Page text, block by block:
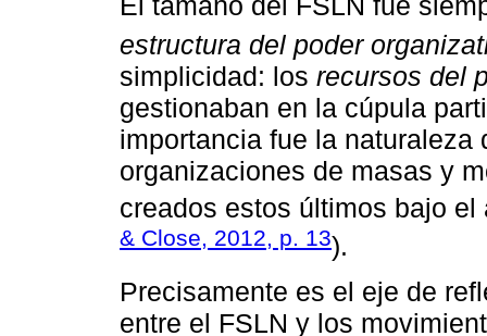
estructura del poder
simplicidad: los recursos del
gestionaban en la cúpula
importancia fue la
organizaciones de masas y
creados estos últimos bajo
& Close, 2012, p. 13).
Precisamente es el eje de
entre el FSLN y los